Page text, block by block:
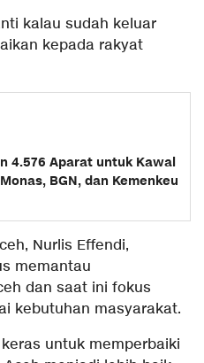
kalau sudah keluar
kepada rakyat
4.576 Aparat untuk Kawal
BGN, dan Kemenkeu
Nurlis Effendi,
memantau
dan saat ini fokus
kebutuhan masyarakat.
untuk memperbaiki